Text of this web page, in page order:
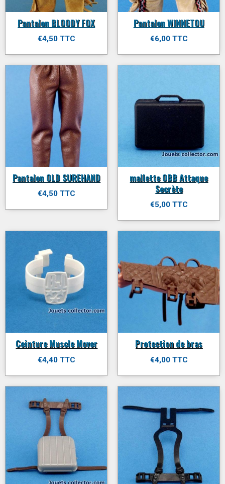
Pantalon BLOODY FOX
€4,50 TTC
Pantalon WINNETOU
€6,00 TTC
Pantalon OLD SUREHAND
€4,50 TTC
mallette OBB Attaque
Secrète
€5,00 TTC
Ceinture Muscle Mover
€4,40 TTC
Protection de bras
€4,00 TTC